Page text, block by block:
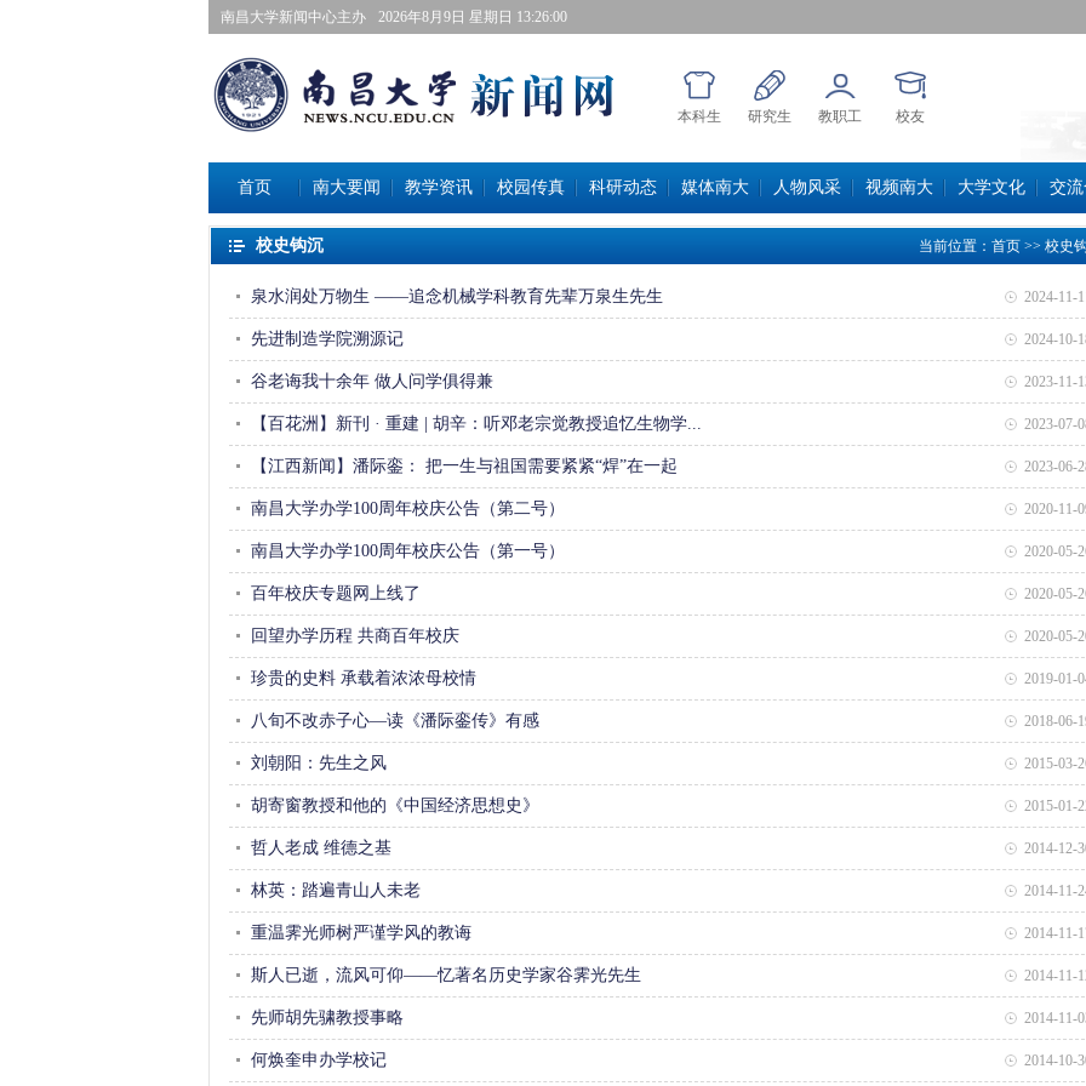
南昌大学新闻中心主办 2026年8月9日星期日 13:26:01
本科生 研究生 教职工 校友
首页 南大要闻 教学资讯 校园传真 科研动态 媒体南大 人物风采 视频南大 大学文化 交
校史钩沉 当前位置： 首页 >>校史
泉水润处万物生——追念机械学科教育先辈万泉生先生 2024-11-
先进制造学院溯源记 2024-10-
谷老诲我十余年做人问学俱得兼 2023-11-
【百花洲】新刊· 重建 | 胡辛：听邓老宗觉教授追忆生物学... 2023-07-
【江西新闻】潘际銮：把一生与祖国需要紧紧“焊”在一起 2023-06-
南昌大学办学100周年校庆公告（第二号） 2020-11-
南昌大学办学100周年校庆公告（第一号） 2020-05-
百年校庆专题网上线了 2020-05-
回望办学历程共商百年校庆 2020-05-
珍贵的史料承载着浓浓母校情 2019-01-
八旬不改赤子心—读《潘际銮传》有感 2018-06-
刘朝阳：先生之风 2015-03-
胡寄窗教授和他的《中国经济思想史》 2015-01-
哲人老成维德之基 2014-12-
林英：踏遍青山人未老 2014-11-
重温霁光师树严谨学风的教诲 2014-11-
斯人已逝，流风可仰——忆著名历史学家谷霁光先生 2014-11-
先师胡先骕教授事略 2014-11-
何焕奎申办学校记 2014-10-